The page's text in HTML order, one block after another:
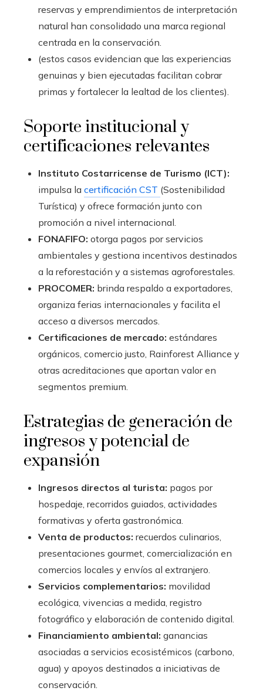
reservas y emprendimientos de interpretación
natural han consolidado una marca regional
centrada en la conservación.
(estos casos evidencian que las experiencias
genuinas y bien ejecutadas facilitan cobrar
primas y fortalecer la lealtad de los clientes).
Soporte institucional y
certificaciones relevantes
Instituto Costarricense de Turismo (ICT):
impulsa la certificación CST (Sostenibilidad
Turística) y ofrece formación junto con
promoción a nivel internacional.
FONAFIFO: otorga pagos por servicios
ambientales y gestiona incentivos destinados
a la reforestación y a sistemas agroforestales.
PROCOMER: brinda respaldo a exportadores,
organiza ferias internacionales y facilita el
acceso a diversos mercados.
Certificaciones de mercado: estándares
orgánicos, comercio justo, Rainforest Alliance y
otras acreditaciones que aportan valor en
segmentos premium.
Estrategias de generación de
ingresos y potencial de
expansión
Ingresos directos al turista: pagos por
hospedaje, recorridos guiados, actividades
formativas y oferta gastronómica.
Venta de productos: recuerdos culinarios,
presentaciones gourmet, comercialización en
comercios locales y envíos al extranjero.
Servicios complementarios: movilidad
ecológica, vivencias a medida, registro
fotográfico y elaboración de contenido digital.
Financiamiento ambiental: ganancias
asociadas a servicios ecosistémicos (carbono,
agua) y apoyos destinados a iniciativas de
conservación.